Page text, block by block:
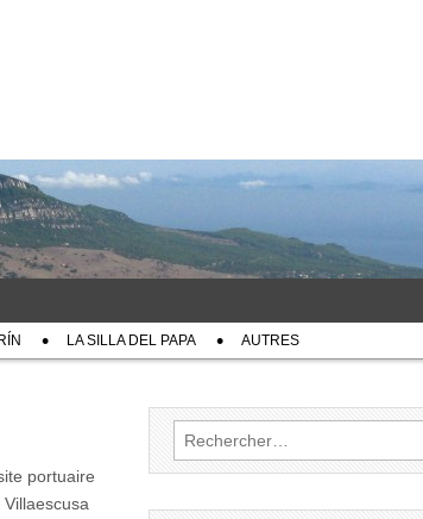
LA SILLA DEL PAPA AUTRES
portuaire
Rechercher :